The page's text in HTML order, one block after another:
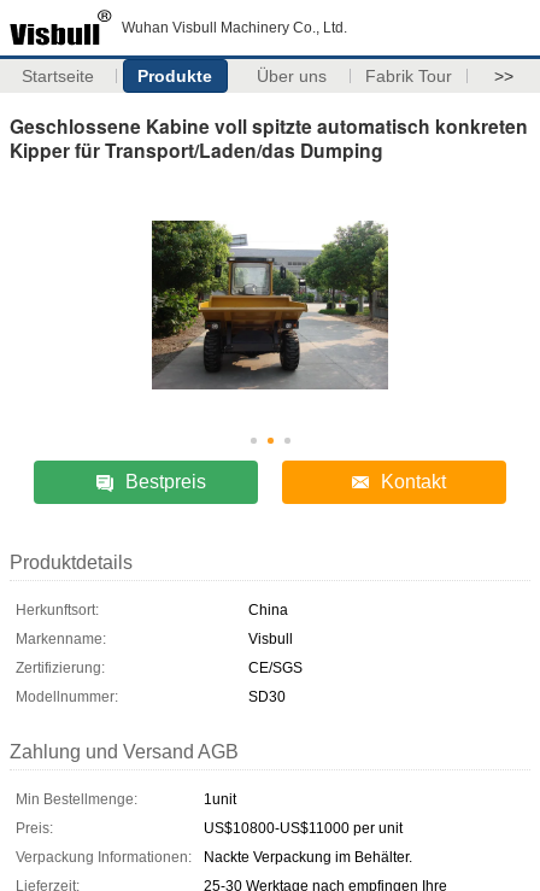
Wuhan Visbull Machinery Co., Ltd.
Startseite Produkte Über uns Fabrik Tour >>
Geschlossene Kabine voll spitzte automatisch konkreten
Kipper für Transport/Laden/das Dumping
Bestpreis Kontakt
Produktdetails
Herkunftsort:
China
Markenname:
Visbull
Zertifizierung:
CE/SGS
Modellnummer:
SD30
Zahlung und Versand AGB
Min Bestellmenge:
1unit
Preis:
US$10800-US$11000 per unit
Verpackung Informationen:
Nackte Verpackung im Behälter.
Lieferzeit:
25-30 Werktage nach empfingen Ihre